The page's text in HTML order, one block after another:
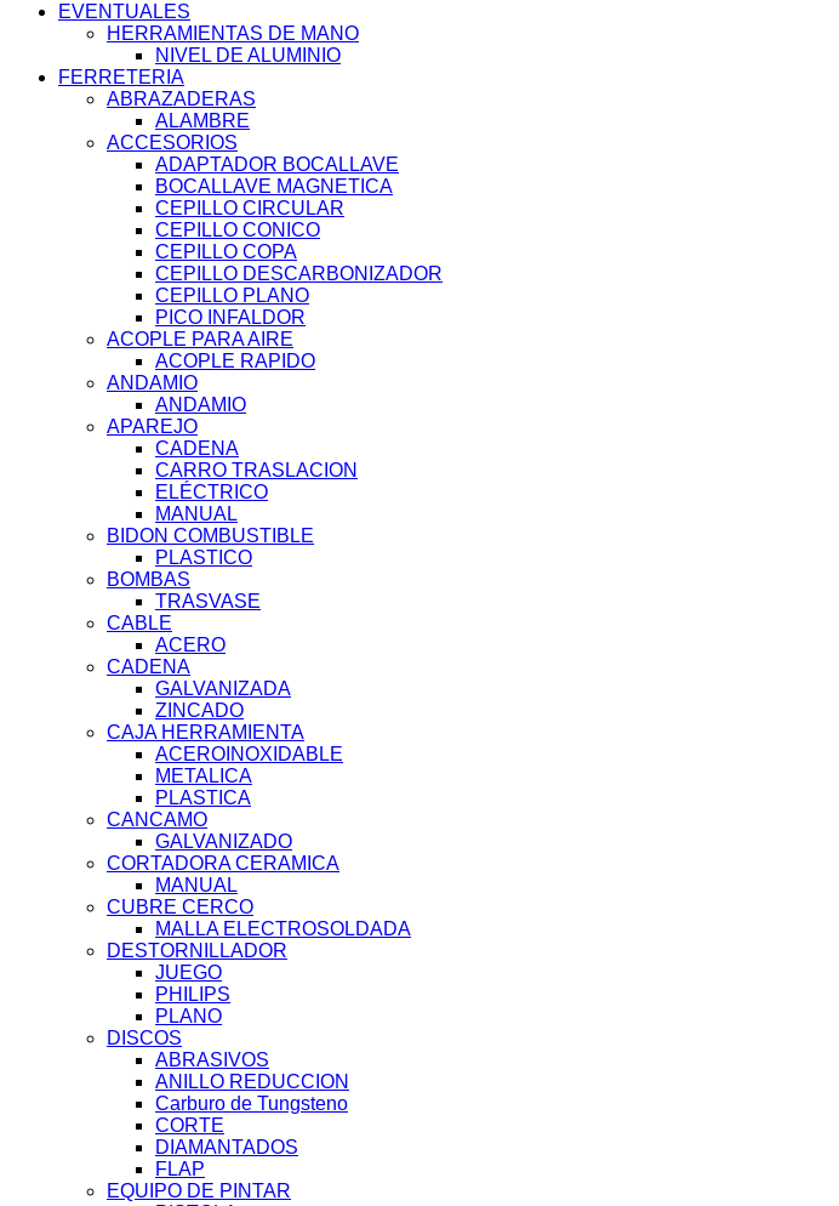
EVENTUALES
HERRAMIENTAS DE MANO
NIVEL DE ALUMINIO
FERRETERIA
ABRAZADERAS
ALAMBRE
ACCESORIOS
ADAPTADOR BOCALLAVE
BOCALLAVE MAGNETICA
CEPILLO CIRCULAR
CEPILLO CONICO
CEPILLO COPA
CEPILLO DESCARBONIZADOR
CEPILLO PLANO
PICO INFALDOR
ACOPLE PARA AIRE
ACOPLE RAPIDO
ANDAMIO
ANDAMIO
APAREJO
CADENA
CARRO TRASLACION
ELÉCTRICO
MANUAL
BIDON COMBUSTIBLE
PLASTICO
BOMBAS
TRASVASE
CABLE
ACERO
CADENA
GALVANIZADA
ZINCADO
CAJA HERRAMIENTA
ACEROINOXIDABLE
METALICA
PLASTICA
CANCAMO
GALVANIZADO
CORTADORA CERAMICA
MANUAL
CUBRE CERCO
MALLA ELECTROSOLDADA
DESTORNILLADOR
JUEGO
PHILIPS
PLANO
DISCOS
ABRASIVOS
ANILLO REDUCCION
Carburo de Tungsteno
CORTE
DIAMANTADOS
FLAP
EQUIPO DE PINTAR